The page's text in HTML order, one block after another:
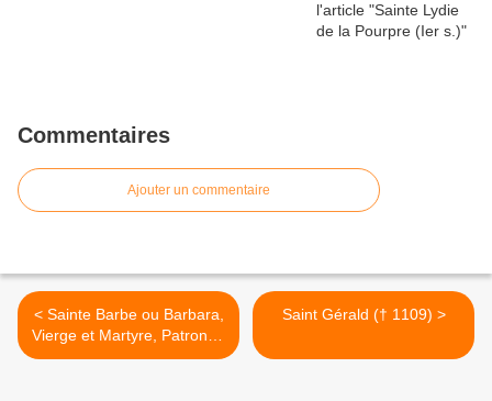
Commentaires
Ajouter un commentaire
< Sainte Barbe ou Barbara,
Vierge et Martyre, Patronne
des pompiers († 255)
Saint Gérald († 1109) >